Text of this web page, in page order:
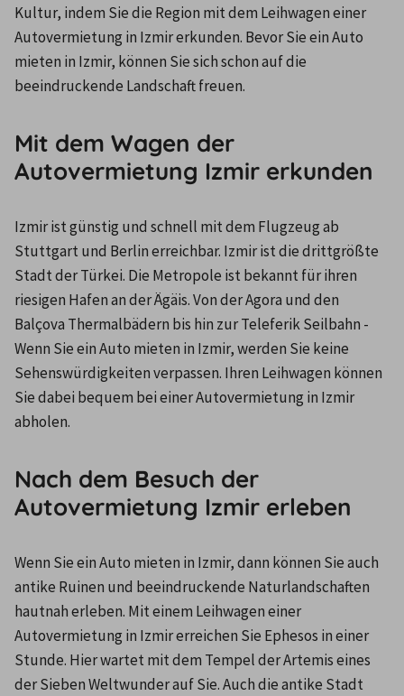
Kultur, indem Sie die Region mit dem Leihwagen einer
Autovermietung in Izmir erkunden. Bevor Sie ein Auto
mieten in Izmir, können Sie sich schon auf die
beeindruckende Landschaft freuen.
Mit dem Wagen der
Autovermietung Izmir erkunden
Izmir ist günstig und schnell mit dem Flugzeug ab
Stuttgart und Berlin erreichbar. Izmir ist die drittgrößte
Stadt der Türkei. Die Metropole ist bekannt für ihren
riesigen Hafen an der Ägäis. Von der Agora und den
Balçova Thermalbädern bis hin zur Teleferik Seilbahn -
Wenn Sie ein Auto mieten in Izmir, werden Sie keine
Sehenswürdigkeiten verpassen. Ihren Leihwagen können
Sie dabei bequem bei einer Autovermietung in Izmir
abholen.
Nach dem Besuch der
Autovermietung Izmir erleben
Wenn Sie ein Auto mieten in Izmir, dann können Sie auch
antike Ruinen und beeindruckende Naturlandschaften
hautnah erleben. Mit einem Leihwagen einer
Autovermietung in Izmir erreichen Sie Ephesos in einer
Stunde. Hier wartet mit dem Tempel der Artemis eines
der Sieben Weltwunder auf Sie. Auch die antike Stadt